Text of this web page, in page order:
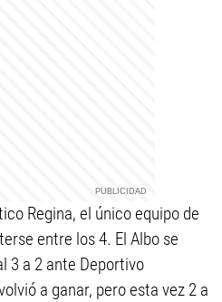
Regina, el único equipo de
entre los 4. El Albo se
3 a 2 ante Deportivo
a ganar, pero esta vez 2 a